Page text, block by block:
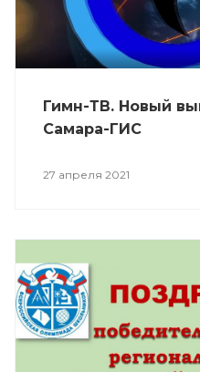
Гимн-ТВ. Новый
Самара-ГИС
27 апреля 2021